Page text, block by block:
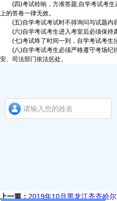
(四)考试铃响，方准答题;自学考试考生
上的答卷一律无效。
(五)自学考试考试时不得询问与试题内容
(六)自学考试考生进入考室后必须保持肃
(七)考试终了时间一到，自学考试考生须
(八)自学考试考生必须严格遵守考场纪律
安、司法部门依法惩处。
上一篇： 2019年10月黑龙江齐齐哈